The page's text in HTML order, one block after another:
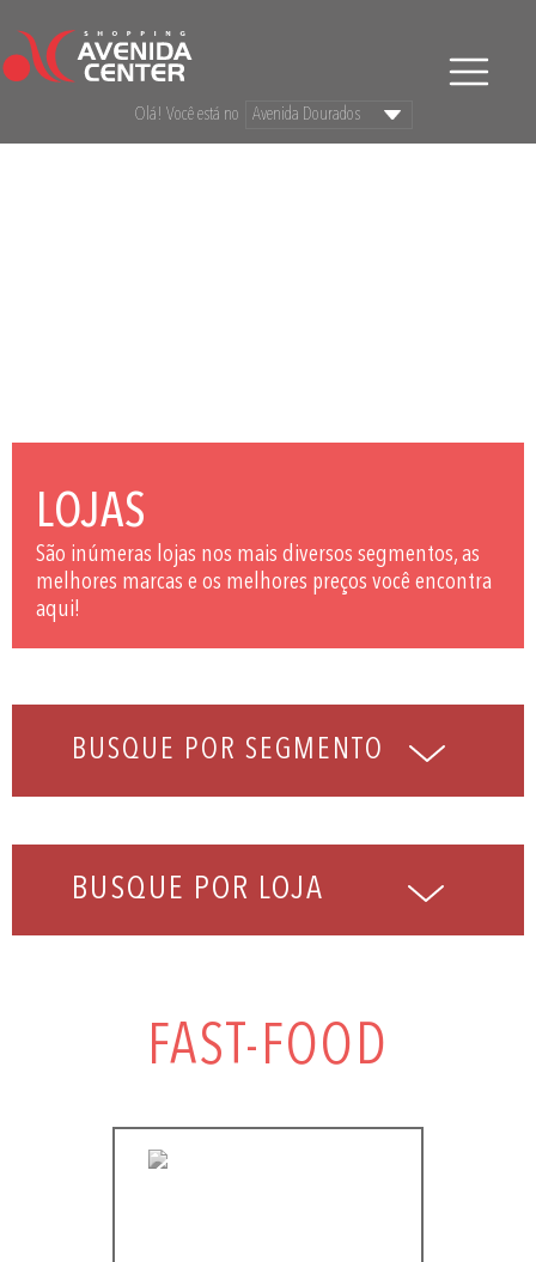
Olá! Você está no
LOJAS
São inúmeras lojas nos mais diversos segmentos, as
melhores marcas e os melhores preços você encontra
aqui!
BUSQUE POR LOJA
FAST-FOOD